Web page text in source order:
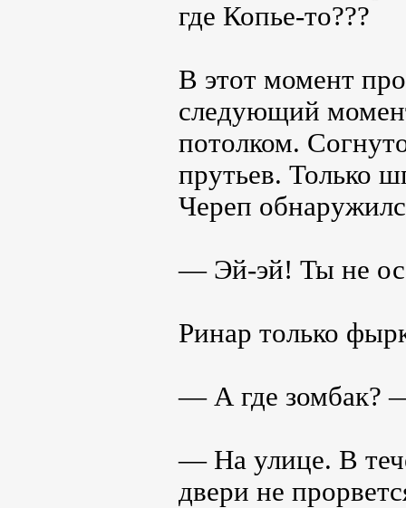
где Копье-то???
В этот момент
следующий
потолком.
прутьев. Только
Череп
— Эй-эй! Ты не
Ринар только
— А где зомбак?
— На улице. В
двери не